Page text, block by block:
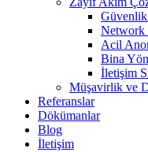
Network
Acil
Bina
İletişim
Müşavirlik ve
Referanslar
Dökümanlar
Blog
İletişim